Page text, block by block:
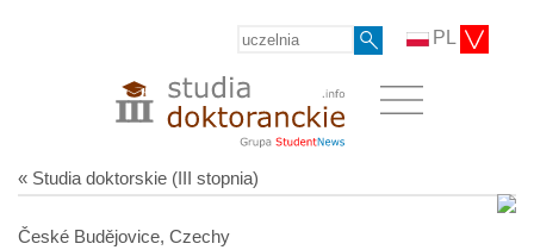
PL
« Studia doktorskie (III stopnia)
České Budějovice, Czechy